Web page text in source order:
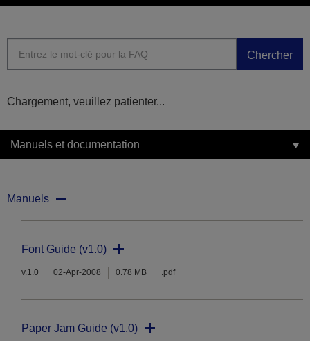
Chercher
Chargement, veuillez patienter...
Manuels et documentation
Manuels
Font Guide (v1.0)
v.1.0 02-Apr-2008 0.78 MB .pdf
Paper Jam Guide (v1.0)